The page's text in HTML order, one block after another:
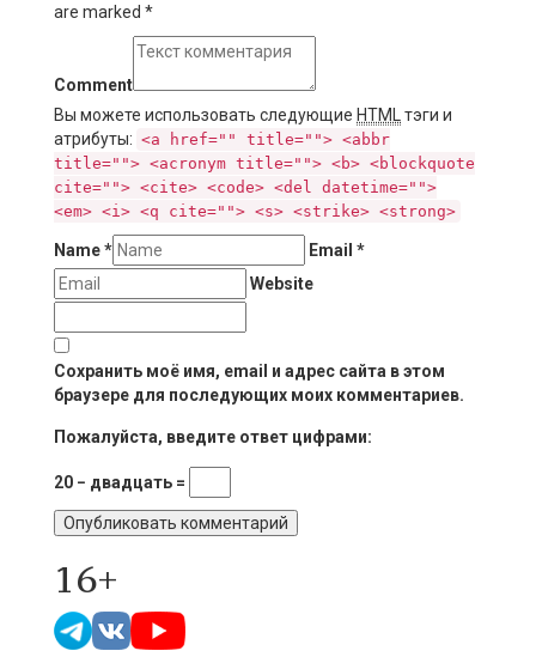
are marked *
Comment
Вы можете использовать следующие HTML
тэги и
атрибуты: <a href="" title=""> <abbr
title=""> <acronym title=""> <b> <blockquote
cite=""> <cite> <code> <del datetime="">
<em> <i> <q cite=""> <s> <strike> <strong>
Name* Email *
Website
Сохранить моё имя, email и адрес сайта в этом
браузере для последующих моих комментариев.
Пожалуйста, введите ответ цифрами:
20 − двадцать =
16+